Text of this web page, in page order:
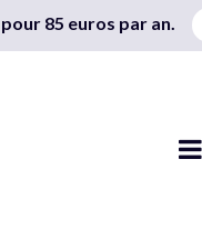
85 euros par an.